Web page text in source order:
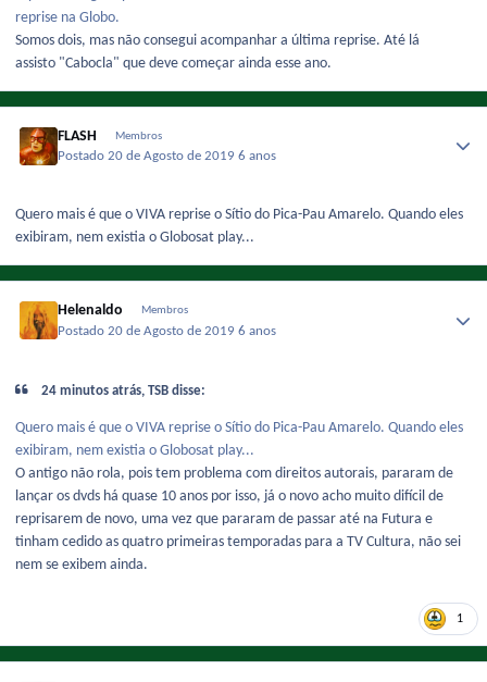
reprise na Globo.
Somos dois, mas não consegui acompanhar a última reprise. Até lá
assisto "Cabocla" que deve começar ainda esse ano.
FLASH Membros
Postado20 de Agosto de 20196 anos
Quero mais é que o VIVA reprise o Sítio do Pica-Pau Amarelo. Quando eles
exibiram, nem existia o Globosat play...
Helenaldo Membros
Postado20 de Agosto de 20196 anos
24 minutos atrás, TSB disse:
Quero mais é que o VIVA reprise o Sítio do Pica-Pau Amarelo. Quando eles
exibiram, nem existia o Globosat play...
O antigo não rola, pois tem problema com direitos autorais, pararam de
lançar os dvds há quase 10 anos por isso, já o novo acho muito difícil de
reprisarem de novo, uma vez que pararam de passar até na Futura e
tinham cedido as quatro primeiras temporadas para a TV Cultura, não sei
nem se exibem ainda.
1